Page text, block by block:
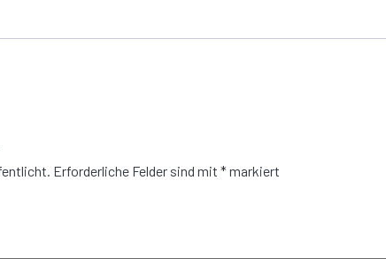
Erforderliche Felder sind mit *markiert